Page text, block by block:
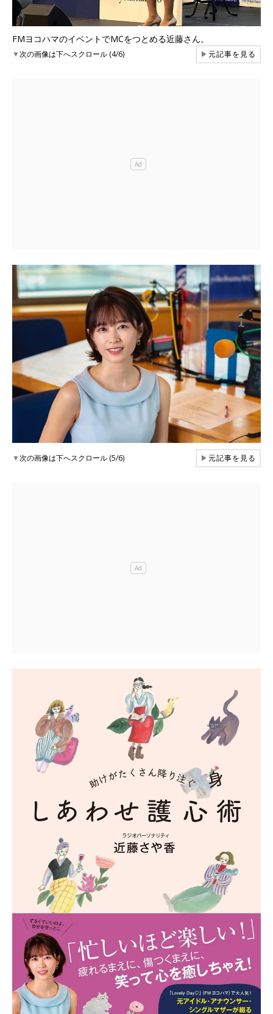
FMヨコハマのイベントでMCをつとめる近藤さん。
▼次の画像は下へスクロール (4/6) ▶元記事を見る
▼次の画像は下へスクロール (5/6) ▶元記事を見る